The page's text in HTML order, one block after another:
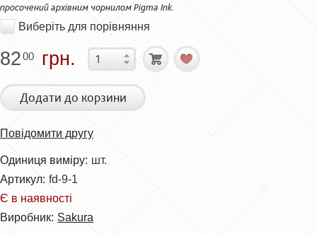
просочений архівним чорнилом Pigma Ink.
Виберіть для порівняння
8200 грн.
Додати до корзини
Повідомити другу
Одиниця виміру: шт.
Артикул: fd-9-1
Є в наявності
Виробник: Sakura